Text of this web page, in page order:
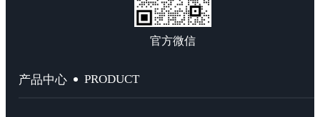
官方微信
产品中心 PRODUCT